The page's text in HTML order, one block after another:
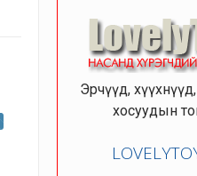
Эрчүүд,
хосуудын